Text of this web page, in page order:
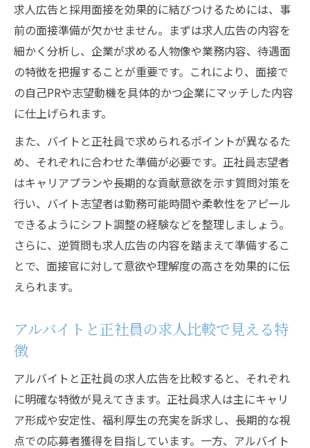
求人広告と採用面接を効果的に結びつけるためには、事
前の面接準備が欠かせません。まずは求人広告の内容を
細かく分析し、企業が求める人物像や業務内容、待遇面
の特徴を把握することが重要です。これにより、面接で
の自己PRや志望動機を具体的かつ企業にマッチした内容
に仕上げられます。
また、バイトと正社員で求められるポイントが異なるた
め、それぞれに合わせた準備が必要です。正社員志望者
はキャリアプランや長期的な貢献意欲を示す質問対策を
行い、バイト志望者は勤務可能時間や柔軟性をアピール
できるようにシフト調整の経験などを整理しましょう。
さらに、逆質問も求人広告の内容を踏まえて準備するこ
とで、面接官に対して意欲や理解度の高さを効果的に伝
えられます。
アルバイトと正社員の求人比較で見える特
徴
アルバイトと正社員の求人広告を比較すると、それぞれ
に明確な特徴が見えてきます。正社員求人は主にキャリ
ア形成や安定性、福利厚生の充実を訴求し、長期的な視
点での応募者獲得を目指しています。一方、アルバイト